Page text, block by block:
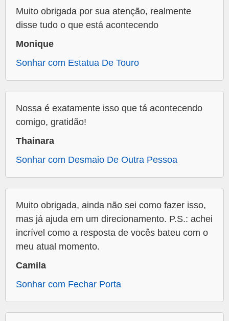
Muito obrigada por sua atenção, realmente
disse tudo o que está acontecendo
Monique
Sonhar com Estatua De Touro
Nossa é exatamente isso que tá acontecendo
comigo, gratidão!
Thainara
Sonhar com Desmaio De Outra Pessoa
Muito obrigada, ainda não sei como fazer isso,
mas já ajuda em um direcionamento. P.S.: achei
incrível como a resposta de vocês bateu com o
meu atual momento.
Camila
Sonhar com Fechar Porta